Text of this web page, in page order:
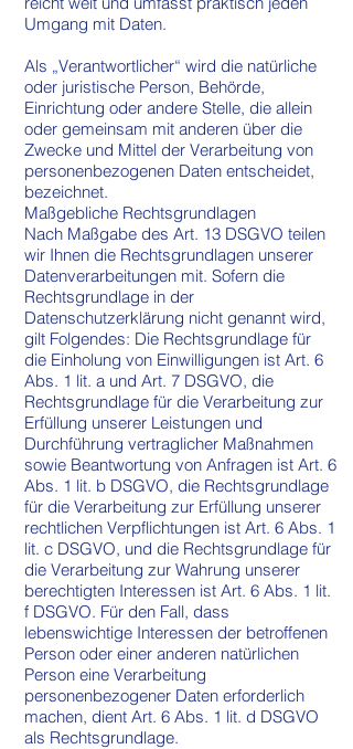
Umgang mit Daten.
Als „Verantwortlicher“ wird die natürliche
oder juristische Person, Behörde,
Einrichtung oder andere Stelle, die allein
oder gemeinsam mit anderen über die
Zwecke und Mittel der Verarbeitung von
personenbezogenen Daten entscheidet,
bezeichnet.
Maßgebliche Rechtsgrundlagen
Nach Maßgabe des Art. 13 DSGVO teilen
wir Ihnen die Rechtsgrundlagen unserer
Datenverarbeitungen mit. Sofern die
Rechtsgrundlage in der
Datenschutzerklärung nicht genannt wird,
gilt Folgendes: Die Rechtsgrundlage für
die Einholung von Einwilligungen ist Art. 6
Abs. 1 lit. a und Art. 7 DSGVO, die
Rechtsgrundlage für die Verarbeitung zur
Erfüllung unserer Leistungen und
Durchführung vertraglicher Maßnahmen
sowie Beantwortung von Anfragen ist Art. 6
Abs. 1 lit. b DSGVO, die Rechtsgrundlage
für die Verarbeitung zur Erfüllung unserer
rechtlichen Verpflichtungen ist Art. 6 Abs. 1
lit. c DSGVO, und die Rechtsgrundlage für
die Verarbeitung zur Wahrung unserer
berechtigten Interessen ist Art. 6 Abs. 1 lit.
f DSGVO. Für den Fall, dass
lebenswichtige Interessen der betroffenen
Person oder einer anderen natürlichen
Person eine Verarbeitung
personenbezogener Daten erforderlich
machen, dient Art. 6 Abs. 1 lit. d DSGVO
als Rechtsgrundlage.